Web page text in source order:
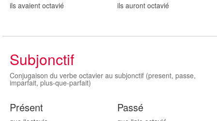
ils avaient octavié
ils auront octavié
Subjonctif
Conjugaison du verbe octavier au subjonctif (present, passe,
imparfait, plus-que-parfait)
Présent Passé